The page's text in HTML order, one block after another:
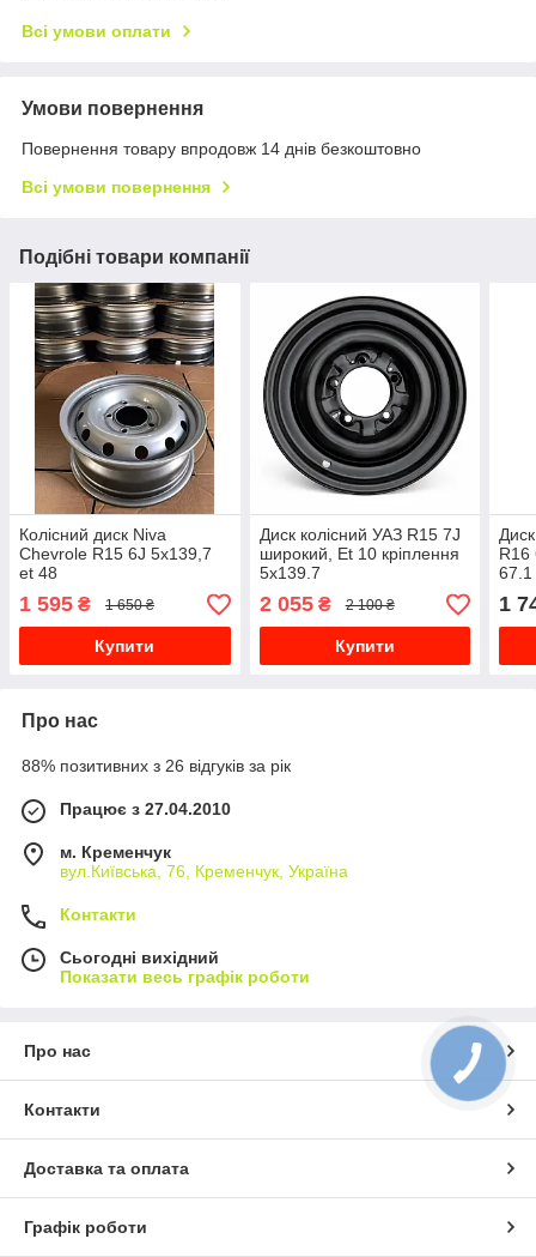
Всі умови оплати
Умови повернення
Повернення товару впродовж 14 днів безкоштовно
Всі умови повернення
Подібні товари компанії
Колісний диск Niva
Chevrole R15 6J 5x139,7
et 48
1 595 ₴ 1 650 ₴
Купити
Диск колісний УАЗ R15 7J
широкий, Et 10 кріплення
5x139.7
2 055₴ 2 100 ₴
Купити
R16
67.1
1
Про нас
88% позитивних з 26 відгуків за рік
Працює з 27.04.2010
м. Кременчук
вул.Київська, 76, Кременчук, Україна
Контакти
Сьогодні вихідний
Показати весь графік роботи
Про нас
Контакти
Доставка та оплата
Графік роботи